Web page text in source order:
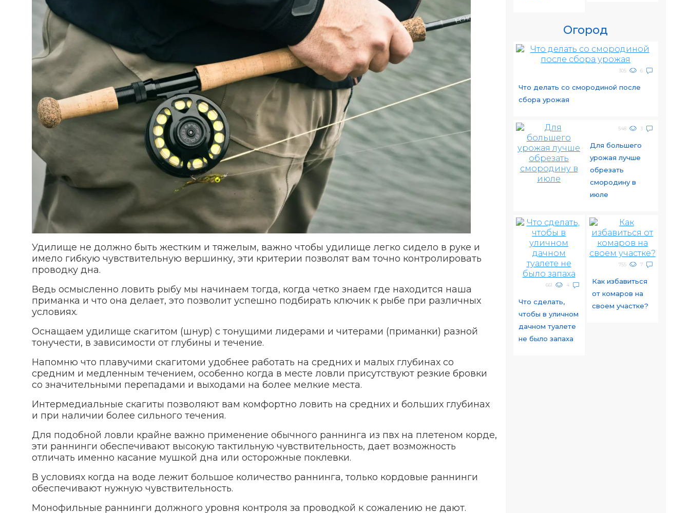
Удилище не должно быть жестким и тяжелым, важно чтобы удилище легко сидело в руке и
имело гибкую чувствительную вершинку, эти критерии позволят вам точно контролировать
проводку дна.
Ведь осмысленно ловить рыбу мы начинаем тогда, когда четко знаем где находится наша
приманка и что она делает, это позволит успешно подбирать ключик к рыбе при различных
условиях.
Оснащаем удилище скагитом (шнур) с тонущими лидерами и читерами (приманки) разной
тонучести, в зависимости от глубины и течение.
Напомню что плавучими скагитоми удобнее работать на средних и малых глубинах со
средним и медленным течением, особенно когда в месте ловли присутствуют резкие бровки
со значительными перепадами и выходами на более мелкие места.
Интермедиальные скагиты позволяют вам комфортно ловить на средних и больших глубинах
и при наличии более сильного течения.
Для подобной ловли крайне важно применение обычного раннинга из пвх на плетеном корде,
эти раннинги обеспечивают высокую тактильную чувствительность, дает возможность
отличать именно касание мушкой дна или осторожные поклевки.
В условиях когда на воде лежит большое количество раннинга, только кордовые раннинги
обеспечивают нужную чувствительность.
Монофильные раннинги должного уровня контроля за проводкой к сожалению не дают.
Огород
305 6
Что делать со смородиной после
сбора урожая
548 3
Для большего
урожая лучше
обрезать
смородину в
июле
661 4
Что сделать,
чтобы в уличном
дачном туалете
не было запаха
755 7
Как избавиться
от комаров на
своем участке?